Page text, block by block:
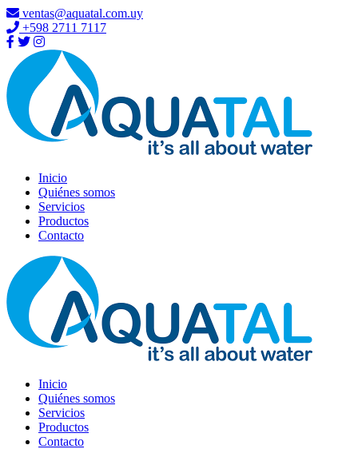
ventas@aquatal.com.uy
+598 2711 7117
Inicio
Quiénes somos
Servicios
Productos
Contacto
Inicio
Quiénes somos
Servicios
Productos
Contacto